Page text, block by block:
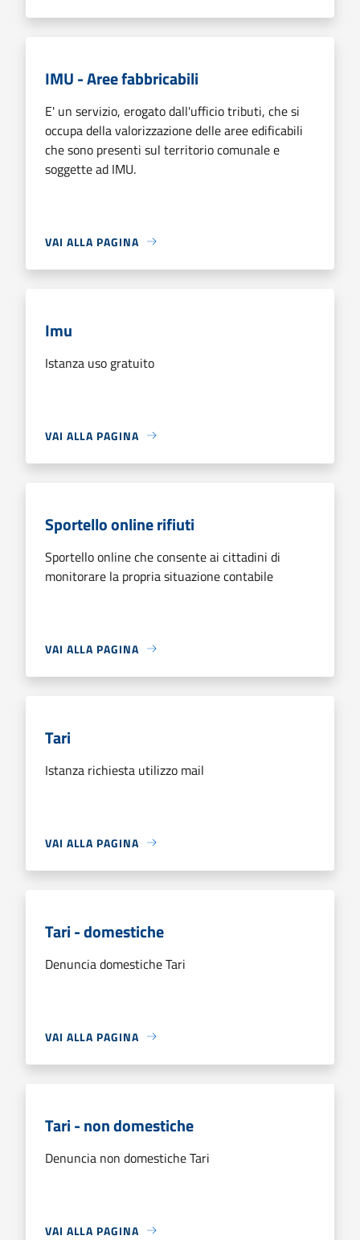
IMU - Aree fabbricabili
E' un servizio, erogato dall'ufficio tributi, che si
occupa della valorizzazione delle aree edificabili
che sono presenti sul territorio comunale e
soggette ad IMU.
VAI ALLA PAGINA
Imu
Istanza uso gratuito
VAI ALLA PAGINA
Sportello online rifiuti
Sportello online che consente ai cittadini di
monitorare la propria situazione contabile
VAI ALLA PAGINA
Tari
Istanza richiesta utilizzo mail
VAI ALLA PAGINA
Tari - domestiche
Denuncia domestiche Tari
VAI ALLA PAGINA
Tari - non domestiche
Denuncia non domestiche Tari
VAI ALLA PAGINA